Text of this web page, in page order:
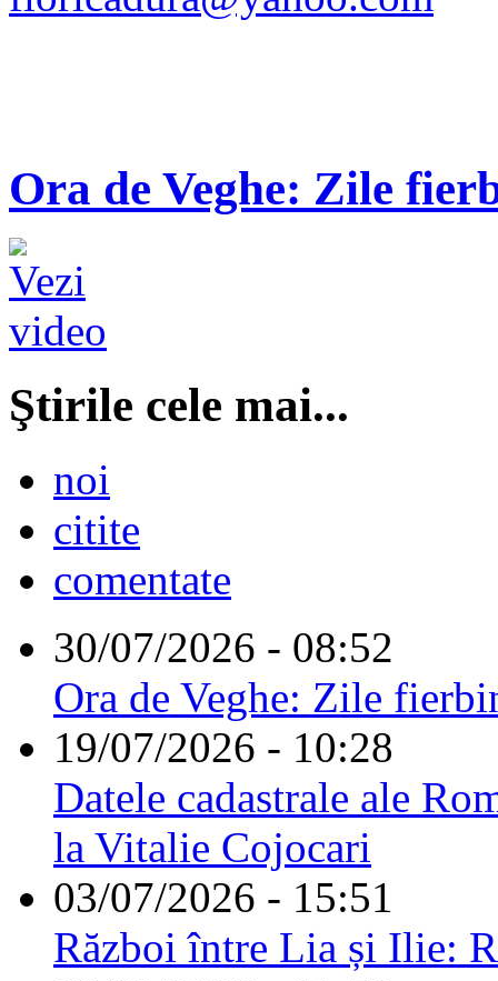
Ora de Veghe: Zile
Ştirile cele mai...
noi
citite
comentate
30/07/2026 - 08:52
Ora de Veghe: Zile
19/07/2026 - 10:28
Datele cadastrale ale
la Vitalie Cojocari
03/07/2026 - 15:51
Război între Lia și Ilie: